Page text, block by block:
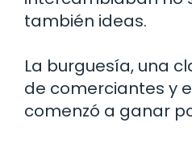
también ideas.
La burguesía, una
de comerciantes y
comenzó a ganar